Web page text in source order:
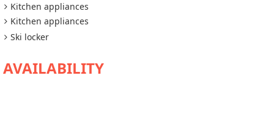
Kitchen appliances
Kitchen appliances
Ski locker
AVAILABILITY